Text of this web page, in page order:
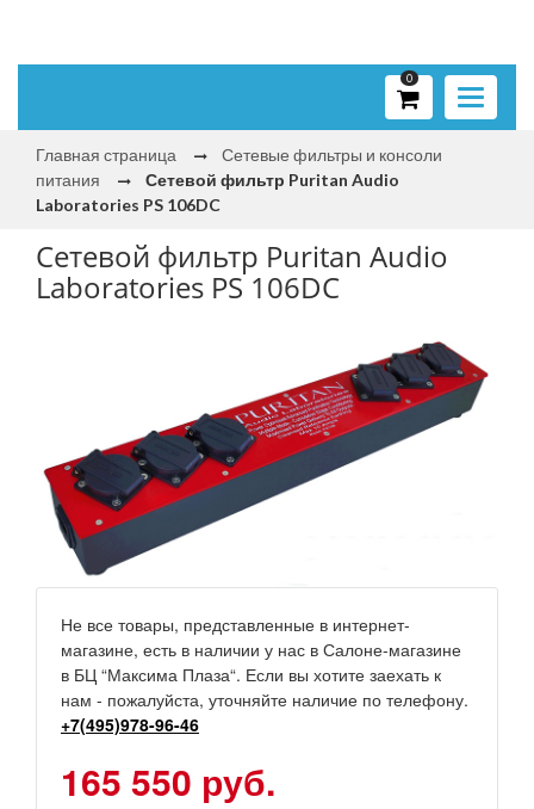
Toggle
0
Главная страница
Сетевые фильтры и консоли
питания
Сетевой фильтр Puritan Audio
Laboratories PS 106DC
Сетевой фильтр Puritan Audio
Laboratories PS 106DC
Не все товары, представленные в интернет-
магазине, есть в наличии у нас в Салоне-магазине
в БЦ “Максима Плаза“. Если вы хотите заехать к
нам - пожалуйста, уточняйте наличие по телефону.
+7(495)978-96-46
165 550 руб.